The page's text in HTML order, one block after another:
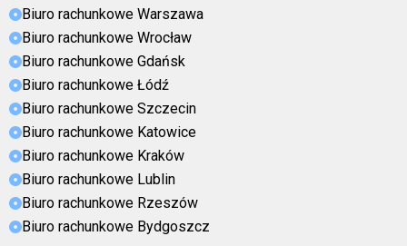
Biuro rachunkowe Warszawa
Biuro rachunkowe Wrocław
Biuro rachunkowe Gdańsk
Biuro rachunkowe Łódź
Biuro rachunkowe Szczecin
Biuro rachunkowe Katowice
Biuro rachunkowe Kraków
Biuro rachunkowe Lublin
Biuro rachunkowe Rzeszów
Biuro rachunkowe Bydgoszcz